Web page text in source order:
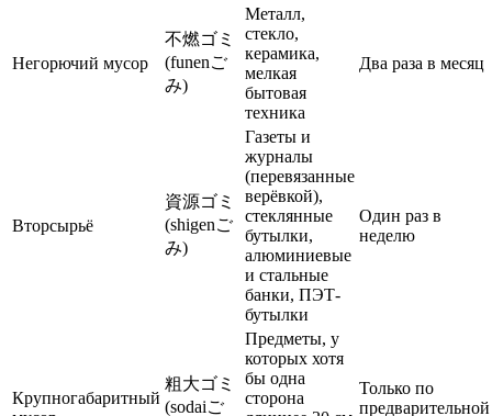
Негорючий мусор
不燃ゴミ
(funenご
み)
Металл,
стекло,
керамика,
мелкая
бытовая
техника
Два раза в месяц
Вторсырьё
資源ゴミ
(shigenご
み)
Газеты и
журналы
(перевязанные
верёвкой),
стеклянные
бутылки,
алюминиевые
и стальные
банки, ПЭТ-
бутылки
Один раз в
неделю
Крупногабаритный
粗大ゴミ
(sodaiご
Предметы, у
которых хотя
бы одна
сторона
Только по
предварительной